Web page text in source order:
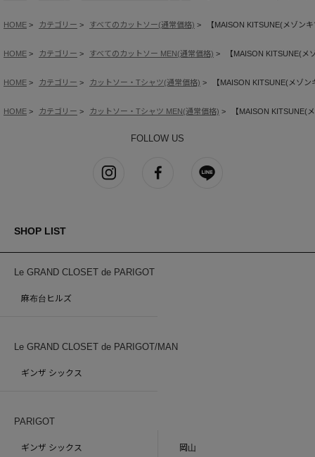
HOME カテゴリー すべてのカットソー(通常価格) 【MAISON KITSUNE(メゾン
HOME カテゴリー すべてのカットソー MEN(通常価格) 【MAISON KITSUNE(
HOME カテゴリー カットソー・Tシャツ(通常価格) 【MAISON KITSUNE(メゾ
HOME カテゴリー カットソー・Tシャツ MEN(通常価格) 【MAISON KITSUNE(
FOLLOW US
SHOP LIST
Le GRAND CLOSET de PARIGOT
麻布台ヒルズ
Le GRAND CLOSET de PARIGOT/MAN
ギンザ シックス
PARIGOT
ギンザ シックス 岡山